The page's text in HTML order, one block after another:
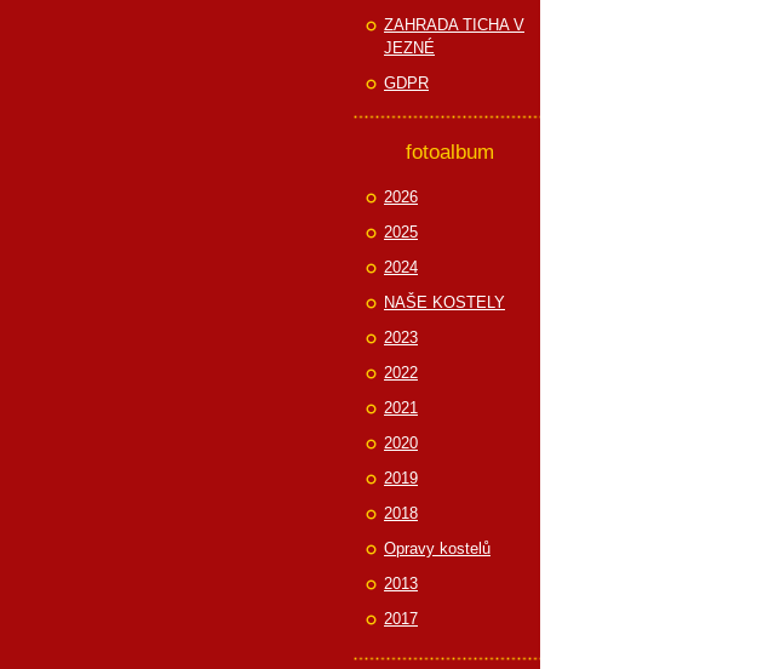
ZAHRADA TICHA V
JEZNÉ
GDPR
fotoalbum
2026
2025
2024
NAŠE KOSTELY
2023
2022
2021
2020
2019
2018
Opravy kostelů
2013
2017